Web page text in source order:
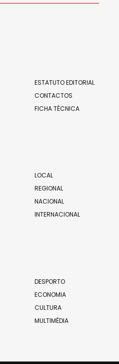
ESTATUTO EDITORIAL
CONTACTOS
FICHA TÉCNICA
LOCAL
REGIONAL
NACIONAL
INTERNACIONAL
DESPORTO
ECONOMIA
CULTURA
MULTIMÉDIA